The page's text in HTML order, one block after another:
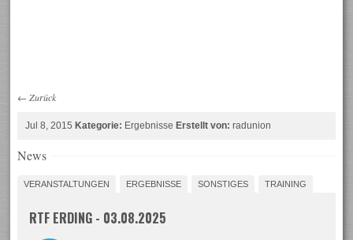
← Zurück
Jul 8, 2015Kategorie: ErgebnisseErstellt von: radunion
News
VERANSTALTUNGEN ERGEBNISSE SONSTIGES TRAINING
RTF ERDING - 03.08.2025